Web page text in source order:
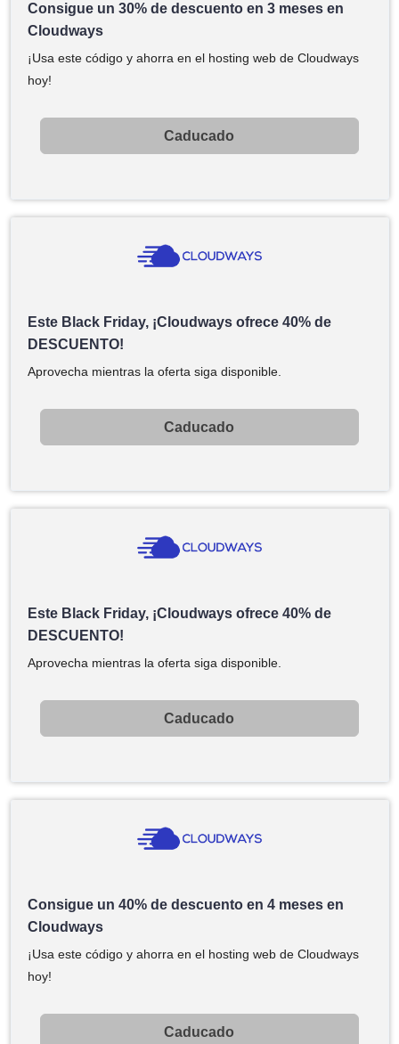
Consigue un 30% de descuento en 3 meses en
Cloudways
¡Usa este código y ahorra en el hosting web de Cloudways
hoy!
Caducado
Este Black Friday, ¡Cloudways ofrece 40% de
DESCUENTO!
Aprovecha mientras la oferta siga disponible.
Caducado
Este Black Friday, ¡Cloudways ofrece 40% de
DESCUENTO!
Aprovecha mientras la oferta siga disponible.
Caducado
Consigue un 40% de descuento en 4 meses en
Cloudways
¡Usa este código y ahorra en el hosting web de Cloudways
hoy!
Caducado